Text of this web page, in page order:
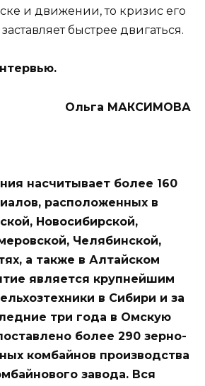
и движении, то кризис его
быстрее двигаться.
Ольга МАКСИМОВА
насчитывает более 160
расположенных в
Новосибирской,
Челябинской,
а также в Алтайском
является крупнейшим
в Сибири и за
три года в Омскую
более 290 зерно-
комбайнов производства
завода. Вся